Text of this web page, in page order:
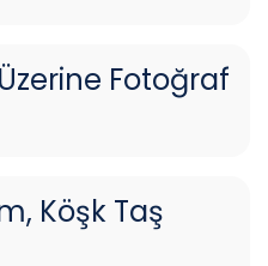
Fotoğraf
Köşk Taş